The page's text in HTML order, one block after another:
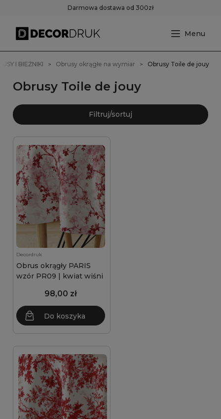
Darmowa dostawa od 300zł
I BIEŻNIKI Obrusy okrągłe na wymiar Obrusy Toile de jouy
Obrusy Toile de jouy
Filtruj/sortuj
Decordruk
Obrus okrągły PARIS
wzór PR09 | kwiat wiśni
98,00 zł
Do koszyka